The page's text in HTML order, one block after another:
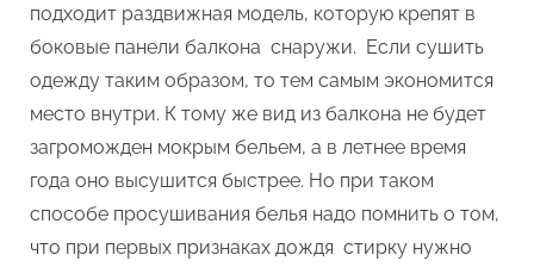
подходит раздвижная модель, которую крепят в
боковые панели балкона снаружи. Если сушить
одежду таким образом, то тем самым экономится
место внутри. К тому же вид из балкона не будет
загроможден мокрым бельем, а в летнее время
года оно высушится быстрее. Но при таком
способе просушивания белья надо помнить о том,
что при первых признаках дождя стирку нужно